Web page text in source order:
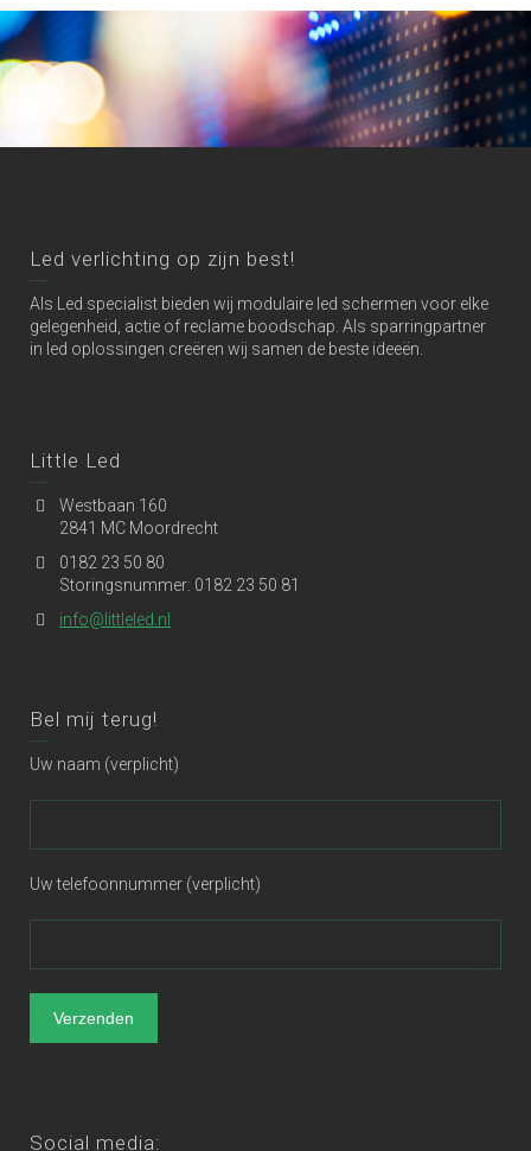
Led verlichting op zijn best!
Als Led specialist bieden wij modulaire led schermen voor elke
gelegenheid, actie of reclame boodschap. Als sparringpartner
in led oplossingen creëren wij samen de beste ideeën.
Little Led
Westbaan 160
2841 MC Moordrecht
0182 23 50 80
Storingsnummer: 0182 23 50 81
info@littleled.nl
Bel mij terug!
Uw naam (verplicht)
Uw telefoonnummer (verplicht)
Social media: